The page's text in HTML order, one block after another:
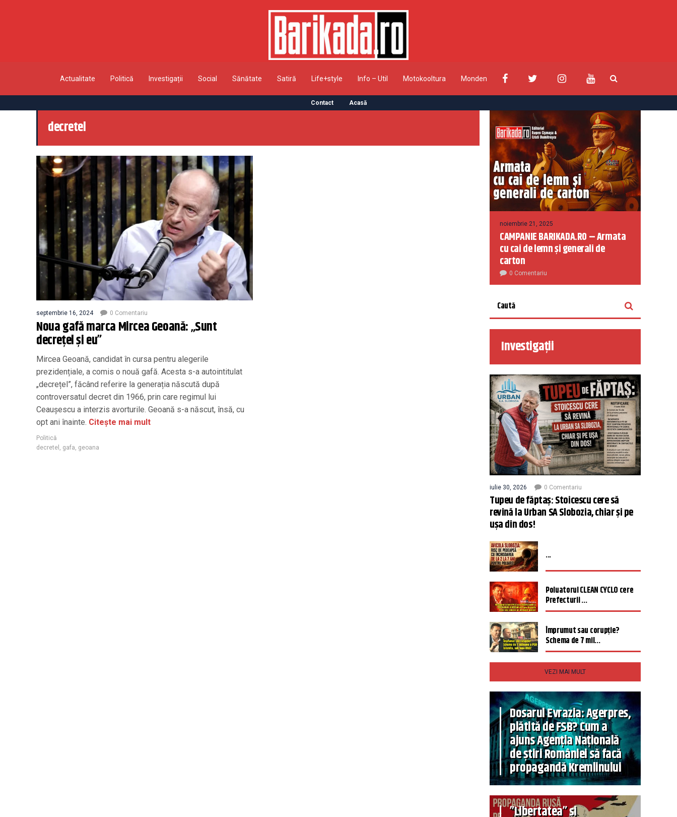
Actualitate Politică Investigații Social Sănătate Satiră Life+style Info – Util Motokooltura Monden
Contact Acasă
decretel
septembrie 16, 2024 0 Comentariu
Noua gafă marca Mircea Geoană: „Sunt
decrețel și eu”
Mircea Geoană, candidat în cursa pentru alegerile
prezidențiale, a comis o nouă gafă. Acesta s-a autointitulat
„decrețel”, făcând referire la generația născută după
controversatul decret din 1966, prin care regimul lui
Ceaușescu a interzis avorturile. Geoană s-a născut, însă, cu
opt ani înainte. Citește mai mult
Politică
decretel
gafa geoana
noiembrie 21, 2025
CAMPANIE BARIKADA.RO – Armata
cu cai de lemn și generali de
carton
0 Comentariu
Investigații
iulie 30, 2026 0 Comentariu
Tupeu de făptaș: Stoicescu cere să
revină la Urban SA Slobozia, chiar și pe
ușa din dos!
...
Poluatorul CLEAN CYCLO cere
Prefecturii ...
Împrumut sau corupție?
Schema de 7 mil...
VEZI MAI MULT
Dosarul Evrazia: Agerpres,
plătită de FSB? Cum a
ajuns Agenția Națională
de știri României să facă
propagandă Kremlinului
”Libertatea” și